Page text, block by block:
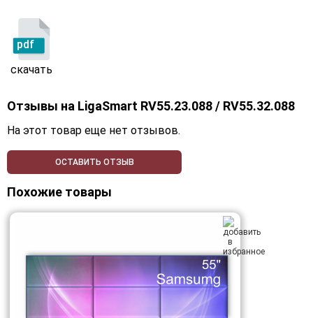
pdf
скачать
Отзывы на LigaSmart RV55.23.088 / RV55.32.088
На этот товар еще нет отзывов.
ОСТАВИТЬ ОТЗЫВ
Похожие товары